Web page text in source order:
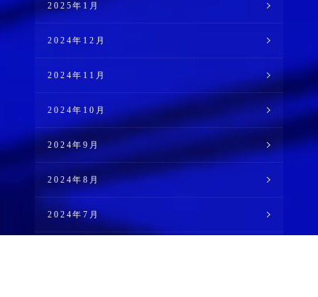
2025年1月
2024年12月
2024年11月
2024年10月
2024年9月
2024年8月
2024年7月